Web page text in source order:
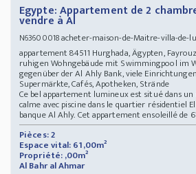
Egypte: Appartement de 2
vendre à Al
N63600018acheter-maison-de-Maitre-villa-de-
appartement 84511 Hurghada, Ägypten,
ruhigen Wohngebäude mit Swimmingpool im
gegenüber der Al Ahly Bank, viele
Supermärkte, Cafés, Apotheken, Strände
Ce bel appartement lumineux est situé dans
calme avec piscine dans le quartier résidentiel
banque Al Ahly. Cet appartement ensoleillé de
Pièces: 2
Espace vital: 61,00m²
Propriété: ,00m²
Al Bahr al Ahmar